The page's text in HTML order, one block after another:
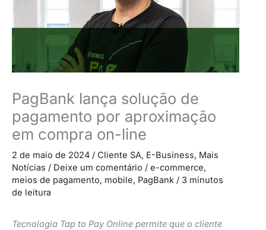
PagBank lança solução de
pagamento por aproximação
em compra on-line
2 de maio de 2024 / Cliente SA, E-Business, Mais
Notícias / Deixe um comentário / e-commerce,
meios de pagamento, mobile, PagBank / 3 minutos
de leitura
Tecnologia Tap to Pay Online permite que o cliente